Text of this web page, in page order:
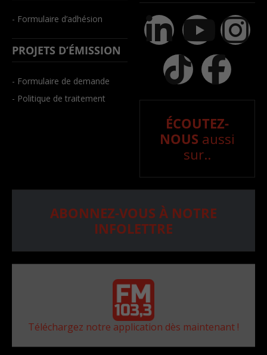
- Formulaire d’adhésion
PROJETS D’ÉMISSION
- Formulaire de demande
- Politique de traitement
ÉCOUTEZ-
NOUS aussi
sur..
ABONNEZ-VOUS À NOTRE
INFOLETTRE
Téléchargez notre application dès maintenant !